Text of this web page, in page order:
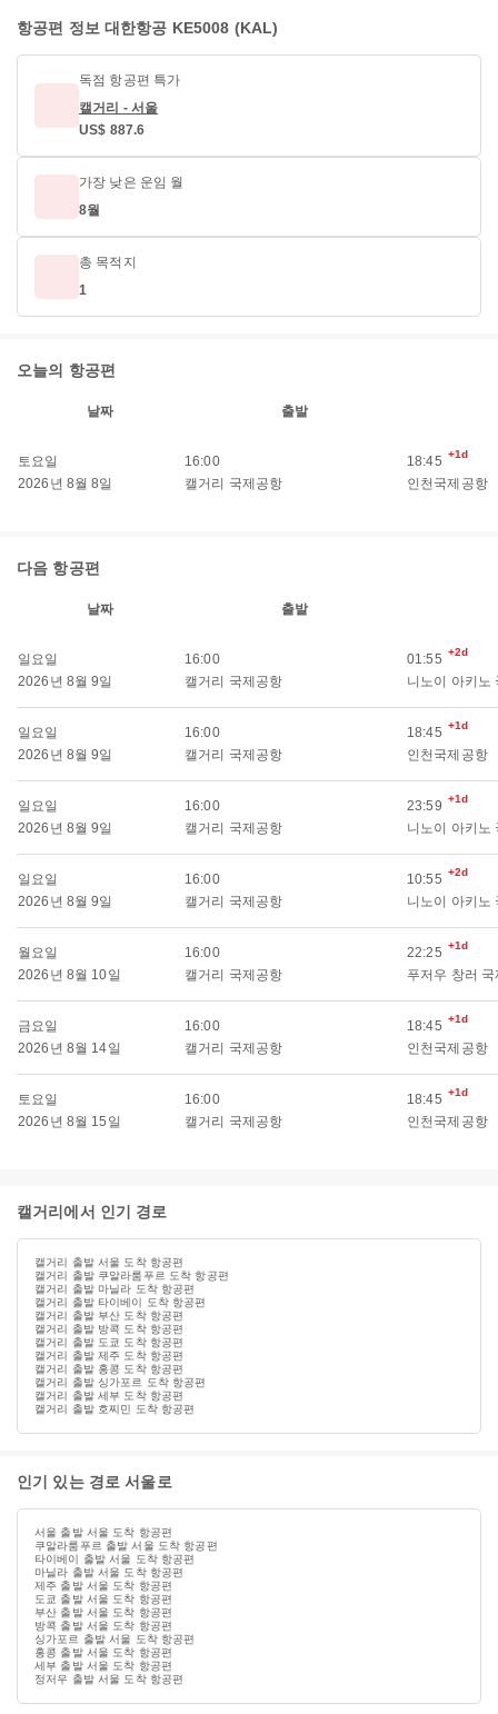
항공편 정보 대한항공 KE5008 (KAL)
독점 항공편 특가
캘거리 - 서울
US$ 887.6
가장 낮은 운임 월
8월
총 목적지
1
오늘의 항공편
날짜 출발
토요일
2026년 8월 8일
16:00
캘거리 국제공항
18:45 +1d
인천국제공항
다음 항공편
날짜 출발
일요일
2026년 8월 9일
16:00
캘거리 국제공항
01:55 +2d
니노이 아키노
일요일
2026년 8월 9일
16:00
캘거리 국제공항
18:45 +1d
인천국제공항
일요일
2026년 8월 9일
16:00
캘거리 국제공항
23:59 +1d
니노이 아키노
일요일
2026년 8월 9일
16:00
캘거리 국제공항
10:55 +2d
니노이 아키노
월요일
2026년 8월 10일
16:00
캘거리 국제공항
22:25 +1d
푸저우 창러
금요일
2026년 8월 14일
16:00
캘거리 국제공항
18:45 +1d
인천국제공항
토요일
2026년 8월 15일
16:00
캘거리 국제공항
18:45 +1d
인천국제공항
캘거리에서 인기 경로
캘거리 출발 서울 도착 항공편
캘거리 출발 쿠알라룸푸르 도착 항공편
캘거리 출발 마닐라 도착 항공편
캘거리 출발 타이베이 도착 항공편
캘거리 출발 부산 도착 항공편
캘거리 출발 방콕 도착 항공편
캘거리 출발 도쿄 도착 항공편
캘거리 출발 제주 도착 항공편
캘거리 출발 홍콩 도착 항공편
캘거리 출발 싱가포르 도착 항공편
캘거리 출발 세부 도착 항공편
캘거리 출발 호찌민 도착 항공편
인기 있는 경로 서울로
서울 출발 서울 도착 항공편
쿠알라룸푸르 출발 서울 도착 항공편
타이베이 출발 서울 도착 항공편
마닐라 출발 서울 도착 항공편
제주 출발 서울 도착 항공편
도쿄 출발 서울 도착 항공편
부산 출발 서울 도착 항공편
방콕 출발 서울 도착 항공편
싱가포르 출발 서울 도착 항공편
홍콩 출발 서울 도착 항공편
세부 출발 서울 도착 항공편
정저우 출발 서울 도착 항공편